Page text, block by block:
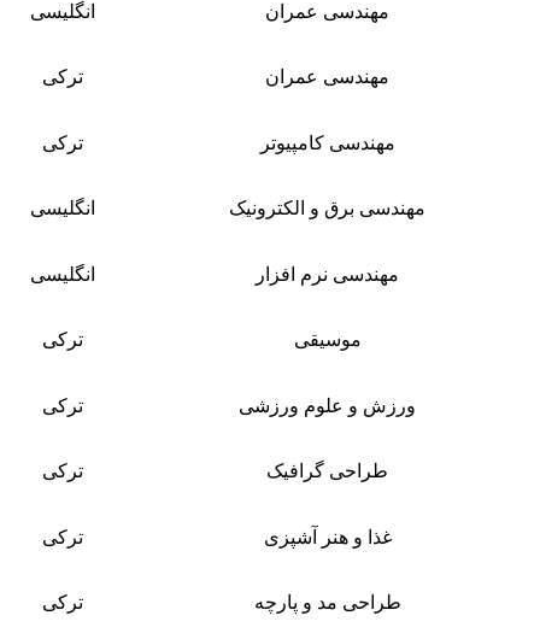
مهندسی عمران انگلیسی
مهندسی عمران ترکی
مهندسی کامپیوتر ترکی
مهندسی برق و الکترونیک انگلیسی
مهندسی نرم افزار انگلیسی
موسیقی ترکی
ورزش و علوم ورزشی ترکی
طراحی گرافیک ترکی
غذا و هنر آشپزی ترکی
طراحی مد و پارچه ترکی